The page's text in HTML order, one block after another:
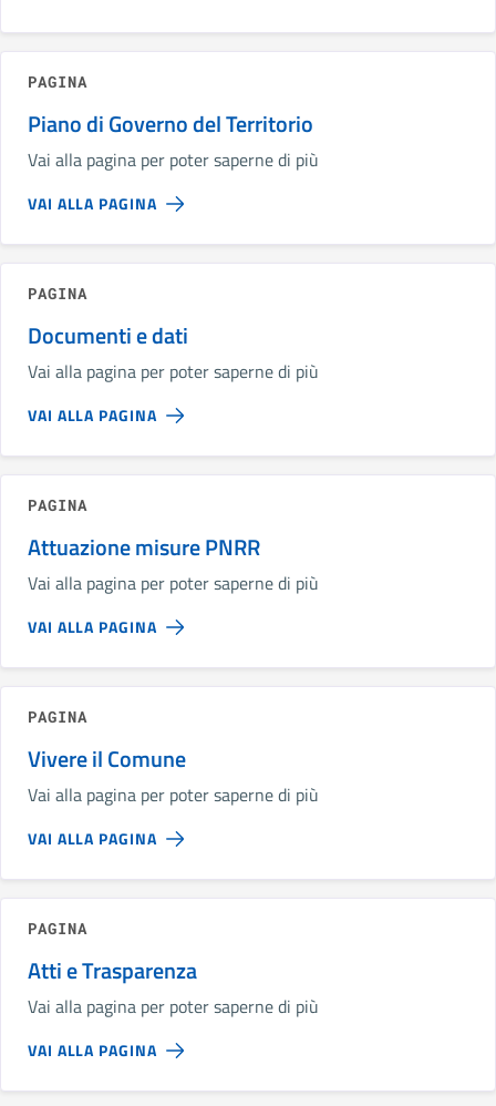
PAGINA
Piano di Governo del Territorio
Vai alla pagina per poter saperne di più
VAI ALLA PAGINA
PAGINA
Documenti e dati
Vai alla pagina per poter saperne di più
VAI ALLA PAGINA
PAGINA
Attuazione misure PNRR
Vai alla pagina per poter saperne di più
VAI ALLA PAGINA
PAGINA
Vivere il Comune
Vai alla pagina per poter saperne di più
VAI ALLA PAGINA
PAGINA
Atti e Trasparenza
Vai alla pagina per poter saperne di più
VAI ALLA PAGINA